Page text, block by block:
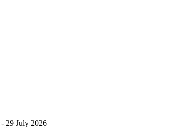
- 29 July 2026